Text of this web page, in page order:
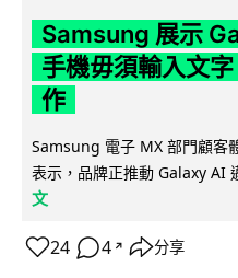
Samsung 展示
手機毋須輸入文
作
Samsung 電子 MX 部門顧客
表示，品牌正推動 Galaxy AI
文
24 4 ↗ 分享